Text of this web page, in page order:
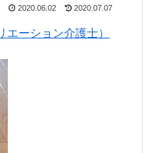
2020.06.02 2020.07.07
ーション介護士）